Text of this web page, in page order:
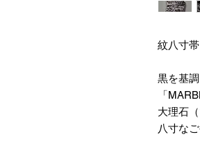
紋八寸
黒を基
「
大理石
八寸な